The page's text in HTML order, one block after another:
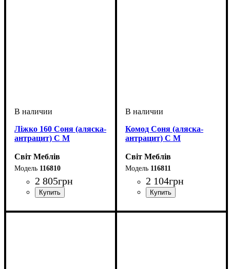
Ліжко 160 Соня (аляска-
антрацит) С М
Світ Меблів
116810
2 805грн
Комод Соня (аляска-
антрацит) С М
Світ Меблів
116811
2 104грн